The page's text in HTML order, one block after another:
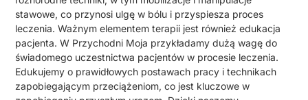
stawowe, co przynosi ulgę w bólu i przyspiesza proces
leczenia. Ważnym elementem terapii jest również edukacja
pacjenta. W Przychodni Moja przykładamy dużą wagę do
świadomego uczestnictwa pacjentów w procesie leczenia.
Edukujemy o prawidłowych postawach pracy i technikach
zapobiegającym przeciążeniom, co jest kluczowe w